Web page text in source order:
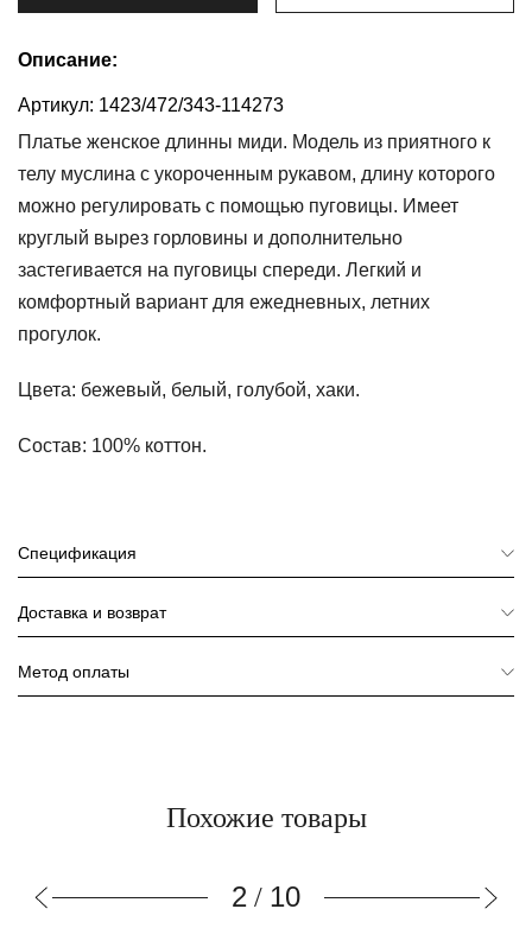
комбинезоны
Шорты
Пижамы
Описание:
Артикул: 1423/472/343-114273
Платье женское длинны миди. Модель из приятного к
телу муслина с укороченным рукавом, длину которого
можно регулировать с помощью пуговицы. Имеет
круглый вырез горловины и дополнительно
застегивается на пуговицы спереди. Легкий и
комфортный вариант для ежедневных, летних
прогулок.
Цвета: бежевый, белый, голубой, хаки.
Состав: 100% коттон.
Спецификация
Доставка и возврат
Метод оплаты
Похожие товары
2 / 10